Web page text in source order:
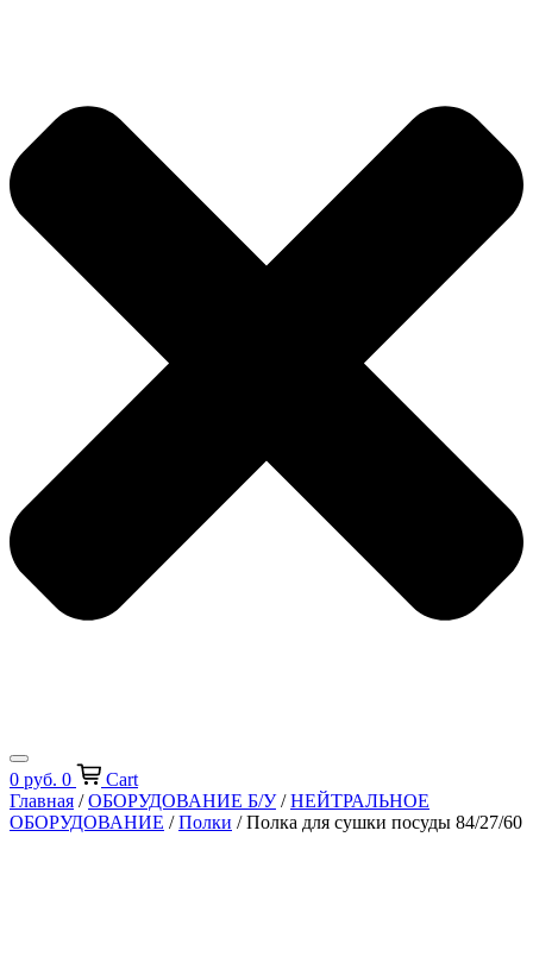
0 руб. 0
Cart
Главная /ОБОРУДОВАНИЕ Б/У/НЕЙТРАЛЬНОЕ
ОБОРУДОВАНИЕ /Полки / Полка для сушки посуды 84/27/60